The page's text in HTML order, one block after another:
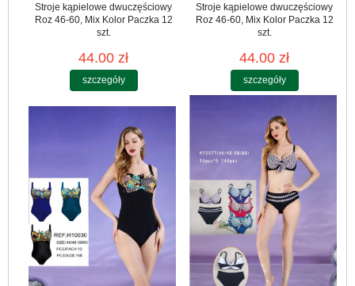
Stroje kąpielowe dwuczęściowy
Roz 46-60, Mix Kolor Paczka 12
szt.
44.00 zł
szczegóły
Stroje kąpielowe dwuczęściowy
Roz 46-60, Mix Kolor Paczka 12
szt.
44.00 zł
szczegóły